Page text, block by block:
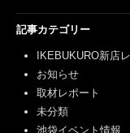
記事カテゴリー
IKEBUKURO新店
お知らせ
取材レポート
未分類
池袋イベント情報